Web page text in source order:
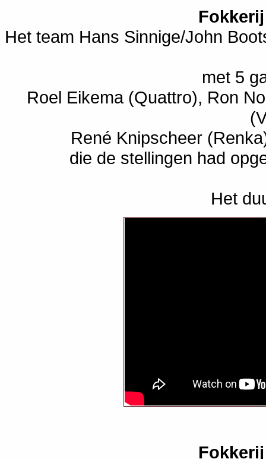
Het team Hans Sinnige/John
met 5
Roel Eikema (Quattro), Ron
René Knipscheer
die de stellingen had
Het